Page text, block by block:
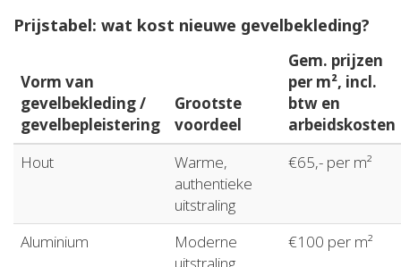
Prijstabel: wat kost nieuwe gevelbekleding?
Vorm van
gevelbekleding /
gevelbepleistering
Grootste
voordeel
Gem. prijzen
per m², incl.
btw en
arbeidskosten
Hout
Warme,
authentieke
uitstraling
€65,- per m²
Aluminium
Moderne
€100 per m²